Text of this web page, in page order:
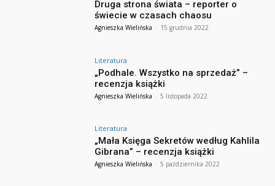
Druga strona świata – reporter o
świecie w czasach chaosu
Agnieszka Wielińska - 15 grudnia 2022
Literatura
„Podhale. Wszystko na sprzedaż” –
recenzja książki
Agnieszka Wielińska - 5 listopada 2022
Literatura
„Mała Księga Sekretów według Kahlila
Gibrana” – recenzja książki
Agnieszka Wielińska - 5 października 2022